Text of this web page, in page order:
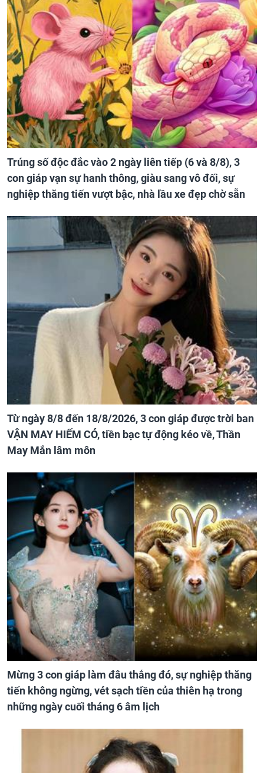
Trúng số độc đắc vào 2 ngày liên tiếp (6 và 8/8), 3
con giáp vạn sự hanh thông, giàu sang vô đối, sự
nghiệp thăng tiến vượt bậc, nhà lầu xe đẹp chờ sẵn
Từ ngày 8/8 đến 18/8/2026, 3 con giáp được trời ban
VẬN MAY HIẾM CÓ, tiền bạc tự động kéo về, Thần
May Mắn lâm môn
Mừng 3 con giáp làm đâu thắng đó, sự nghiệp thăng
tiến không ngừng, vét sạch tiền của thiên hạ trong
những ngày cuối tháng 6 âm lịch